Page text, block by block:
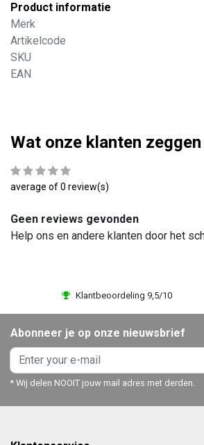
Product informatie
Merk
Artikelcode
SKU
EAN
Wat onze klanten zeggen
average of 0 review(s)
Geen reviews gevonden
Help ons en andere klanten door het
Klantbeoordeling 9,5/10
Abonneer je op onze nieuwsbrief
* Wij delen NOOIT jouw mail adres met derden.